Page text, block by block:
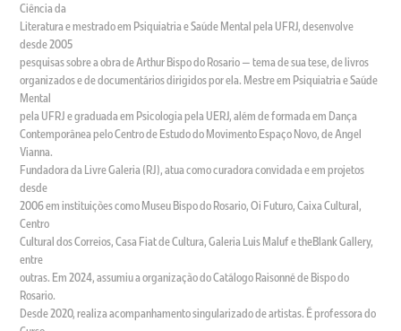
Ciência da
Literatura e mestrado em Psiquiatria e Saúde Mental pela UFRJ, desenvolve
desde 2005
pesquisas sobre a obra de Arthur Bispo do Rosario — tema de sua tese, de livros
organizados e de documentários dirigidos por ela. Mestre em Psiquiatria e Saúde
Mental
pela UFRJ e graduada em Psicologia pela UERJ, além de formada em Dança
Contemporânea pelo Centro de Estudo do Movimento Espaço Novo, de Angel
Vianna.
Fundadora da Livre Galeria (RJ), atua como curadora convidada e em projetos
desde
2006 em instituições como Museu Bispo do Rosario, Oi Futuro, Caixa Cultural,
Centro
Cultural dos Correios, Casa Fiat de Cultura, Galeria Luis Maluf e theBlank Gallery,
entre
outras. Em 2024, assumiu a organização do Catálogo Raisonné de Bispo do
Rosario.
Desde 2020, realiza acompanhamento singularizado de artistas. É professora do